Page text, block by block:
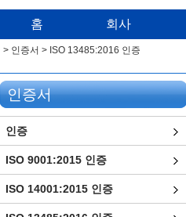
홈 회사
> 인증서 > ISO 13485:2016 인증
인증서
인증
ISO 9001:2015 인증
ISO 14001:2015 인증